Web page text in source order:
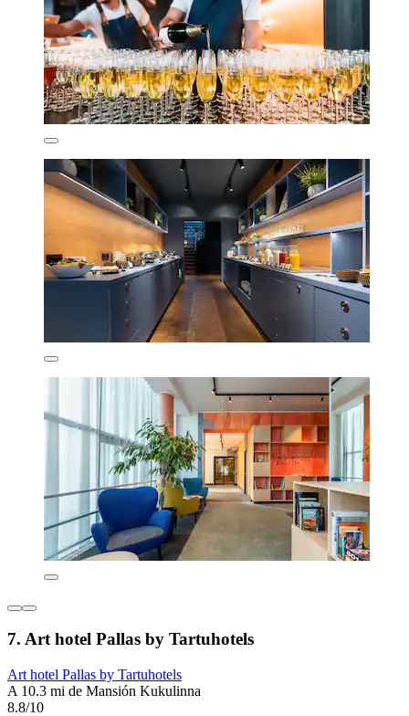
7. Art hotel Pallas by Tartuhotels
Art hotel Pallas by Tartuhotels
A 10.3 mi de Mansión Kukulinna
8.8/10